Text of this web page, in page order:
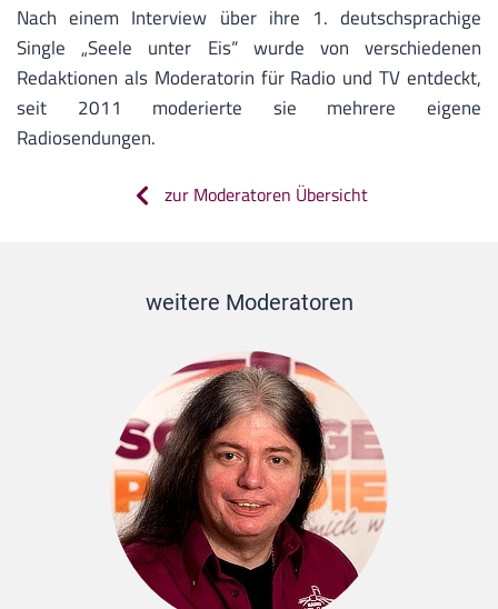
Nach einem Interview über ihre 1. deutschsprachige
Single „Seele unter Eis“ wurde von verschiedenen
Redaktionen als Moderatorin für Radio und TV entdeckt,
seit 2011 moderierte sie mehrere eigene
Radiosendungen.
zur Moderatoren Übersicht
weitere Moderatoren